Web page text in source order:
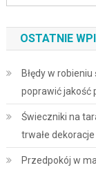
OSTATNIE
Błędy w
poprawić jakość
Świeczniki na
trwałe
Przedpokój w